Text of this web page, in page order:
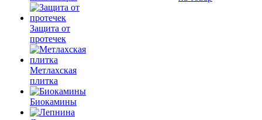
Защита от
протечек
Метлахская
плитка
Биокамины